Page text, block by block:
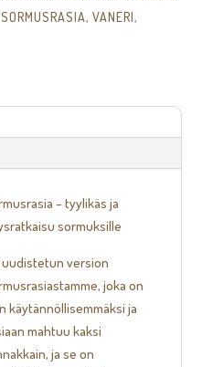
SORMUSRASIA, VANERI,
– tyylikäs ja
sormuksille
version
joka on
ja
mahtuu kaksi
ja se on